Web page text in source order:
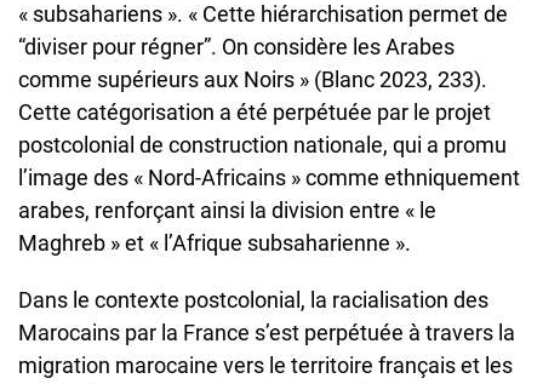
« subsahariens ». « Cette hiérarchisation permet de
“diviser pour régner”. On considère les Arabes
comme supérieurs aux Noirs » (Blanc 2023, 233).
Cette catégorisation a été perpétuée par le projet
postcolonial de construction nationale, qui a promu
l’image des « Nord-Africains » comme ethniquement
arabes, renforçant ainsi la division entre « le
Maghreb » et « l’Afrique subsaharienne ».
Dans le contexte postcolonial, la racialisation des
Marocains par la France s’est perpétuée à travers la
migration marocaine vers le territoire français et les